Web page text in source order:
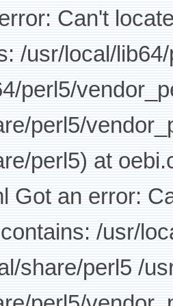
Can't
/usr/local/
perl5/
perl5/
perl5) at
Got an error:
/usr/
share/perl5 /